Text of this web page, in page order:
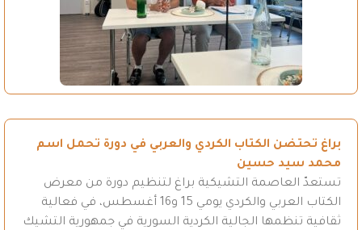
براغ تحتضن الكتاب الكردي والعربي في دورة تحمل اسم
محمد سيد حسين
تستعدّ العاصمة التشيكية براغ لتنظيم دورة من معرض
الكتاب العربي والكردي يومي 15 و16 أغسطس، في فعالية
ثقافية تنظمها الجالية الكردية السورية في جمهورية التشيك